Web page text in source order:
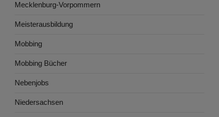
Mecklenburg-Vorpommern
Meisterausbildung
Mobbing
Mobbing Bücher
Nebenjobs
Niedersachsen